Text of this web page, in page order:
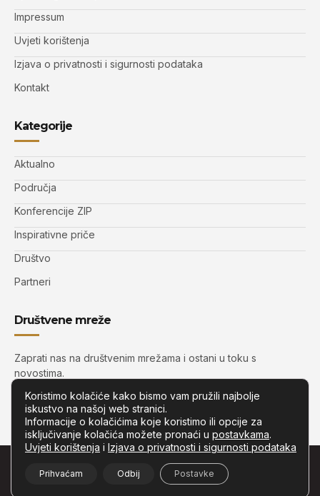
Impressum
Uvjeti korištenja
Izjava o privatnosti i sigurnosti podataka
Kontakt
Kategorije
Aktualno
Područja
Konferencije ZIP
Inspirativne priče
Društvo
Partneri
Društvene mreže
Zaprati nas na društvenim mrežama i ostani u toku s
novostima.
Zip.com.hr– Sva prava pridržana.
Koristimo kolačiće kako bismo vam pružili najbolje
iskustvo na našoj web stranici.
Informacije o kolačićima koje koristimo ili opcije za
isključivanje kolačića možete pronaći u postavkama.
Uvjeti korištenja i Izjava o privatnosti i sigurnosti podataka
Prihvaćam Odbij Postavke